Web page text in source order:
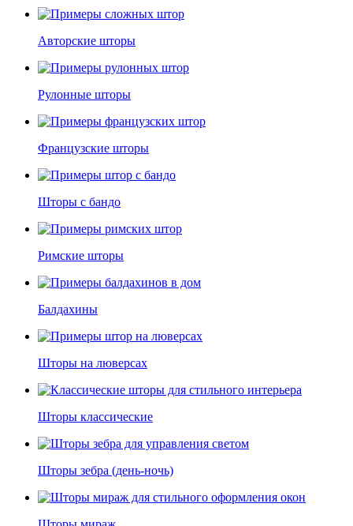
Авторские шторы
Рулонные шторы
Французские шторы
Шторы с бандо
Римские шторы
Балдахины
Шторы на люверсах
Шторы классические
Шторы зебра (день-ночь)